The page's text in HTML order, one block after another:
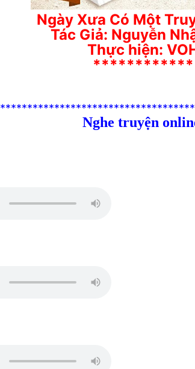
Ngày Xưa Có Một
Tác Giả: Nguyễn
Thực hiện:
************
Nghe truyện